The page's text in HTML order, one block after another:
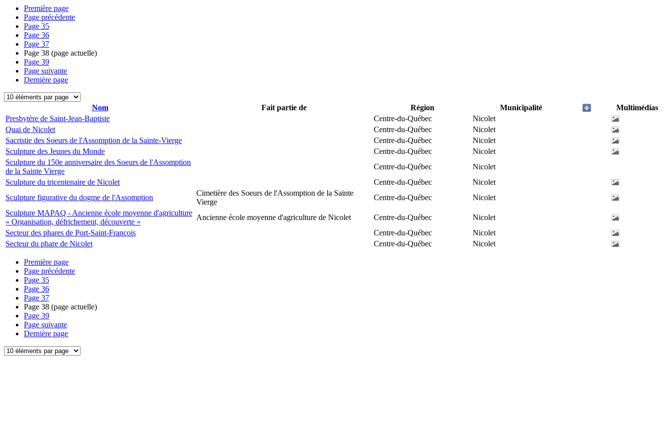
Première page
Page précédente
Page 35
Page 36
Page 37
Page 38 (page actuelle)
Page 39
Page suivante
Dernière page
Nom Fait partie de Région Municipalité
Multimédias
Presbytère de Saint-Jean-Baptiste
Centre-du-Québec
Nicolet
Quai de Nicolet
Centre-du-Québec
Nicolet
Sacristie des Soeurs de l'Assomption de la Sainte-Vierge
Centre-du-Québec
Nicolet
Sculpture des Jeunes du Monde
Centre-du-Québec
Nicolet
Sculpture du 150e anniversaire des Soeurs de l'Assomption
de la Sainte Vierge
Centre-du-Québec
Nicolet
Sculpture du tricentenaire de Nicolet
Centre-du-Québec
Nicolet
Sculpture figurative du dogme de l'Assomption
Cimetière des Soeurs de l'Assomption de la Sainte
Vierge
Centre-du-Québec
Nicolet
Sculpture MAPAQ - Ancienne école moyenne d'agriculture
« Organisation, défrichement, découverte »
Ancienne école moyenne d'agriculture de Nicolet Centre-du-Québec
Nicolet
Secteur des phares de Port-Saint-François
Centre-du-Québec
Nicolet
Secteur du phare de Nicolet
Centre-du-Québec Nicolet
Première page
Page précédente
Page 35
Page 36
Page 37
Page 38 (page actuelle)
Page 39
Page suivante
Dernière page